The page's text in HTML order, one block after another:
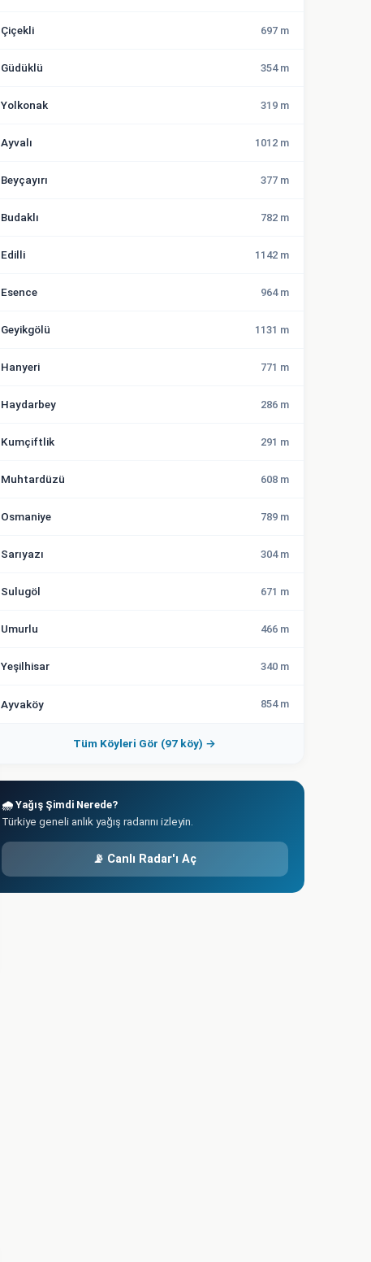
Çiçekli 697 m
Güdüklü 354 m
Yolkonak 319 m
Ayvalı 1012 m
Beyçayırı 377 m
Budaklı 782 m
Edilli 1142 m
Esence 964 m
Geyikgölü 1131 m
Hanyeri 771 m
Haydarbey 286 m
Kumçiftlik 291 m
Muhtardüzü 608 m
Osmaniye 789 m
Sarıyazı 304 m
Sulugöl 671 m
Umurlu 466 m
Yeşilhisar 340 m
Ayvaköy 854 m
Tüm Köyleri Gör (97 köy) →
🌧️ Yağış Şimdi Nerede?
Türkiye geneli anlık yağış radarını izleyin.
📡 Canlı Radar'ı Aç